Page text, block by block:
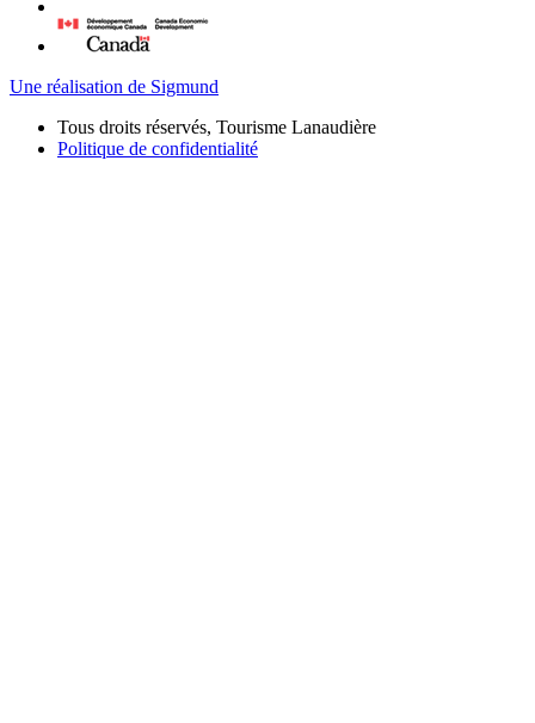
Une réalisation de Sigmund
Tous droits réservés, Tourisme Lanaudière
Politique de confidentialité